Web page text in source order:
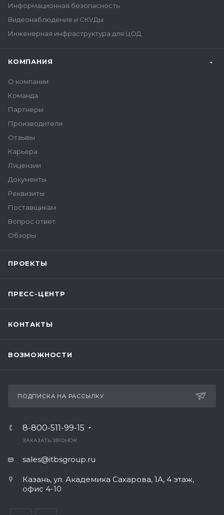
Информационная безопасность
Видеонаблюдение и СКУДы
Инженерная инфраструктура для ЦОД
КОМПАНИЯ
О компании
Команда
Партнеры
Производители
Отзывы
Карьера
Лицензии
Документы
Реквизиты
Поставщикам
Вопрос ответ
Обзоры
ПРОЕКТЫ
ПРЕСС-ЦЕНТР
КОНТАКТЫ
ВОЗМОЖНОСТИ
ПОДПИСКА НА РАССЫЛКУ
8-800-511-99-15
ЗАКАЗАТЬ ЗВОНОК
sales@itbsgroup.ru
Казань, ул. Академика Сахарова, 1А, 4 этаж,
офис 4-10